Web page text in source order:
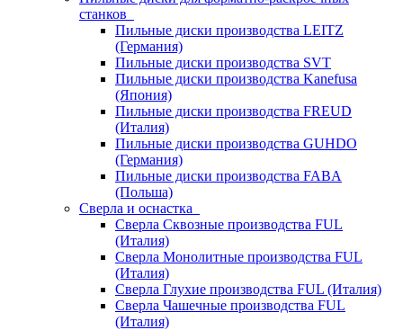
станков
Пильные диски производства LEITZ
(Германия)
Пильные диски производства SVT
Пильные диски производства Kanefusa
(Япония)
Пильные диски производства FREUD
(Италия)
Пильные диски производства GUHDO
(Германия)
Пильные диски производства FABA
(Польша)
Сверла и оснастка
Сверла Сквозные производства FUL
(Италия)
Сверла Монолитные производства FUL
(Италия)
Сверла Глухие производства FUL (Италия)
Сверла Чашечные производства FUL
(Италия)